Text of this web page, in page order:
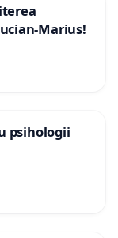
Marius!
psihologii